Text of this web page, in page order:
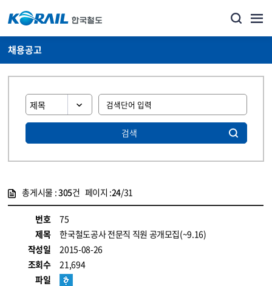
채용공고
검색
총게시물 :305건 페이지 :24/31
번호
75
제목
한국철도공사 전문직 직원 공개모집(~9.16)
작성일
2015-08-26
조회수
21,694
파일